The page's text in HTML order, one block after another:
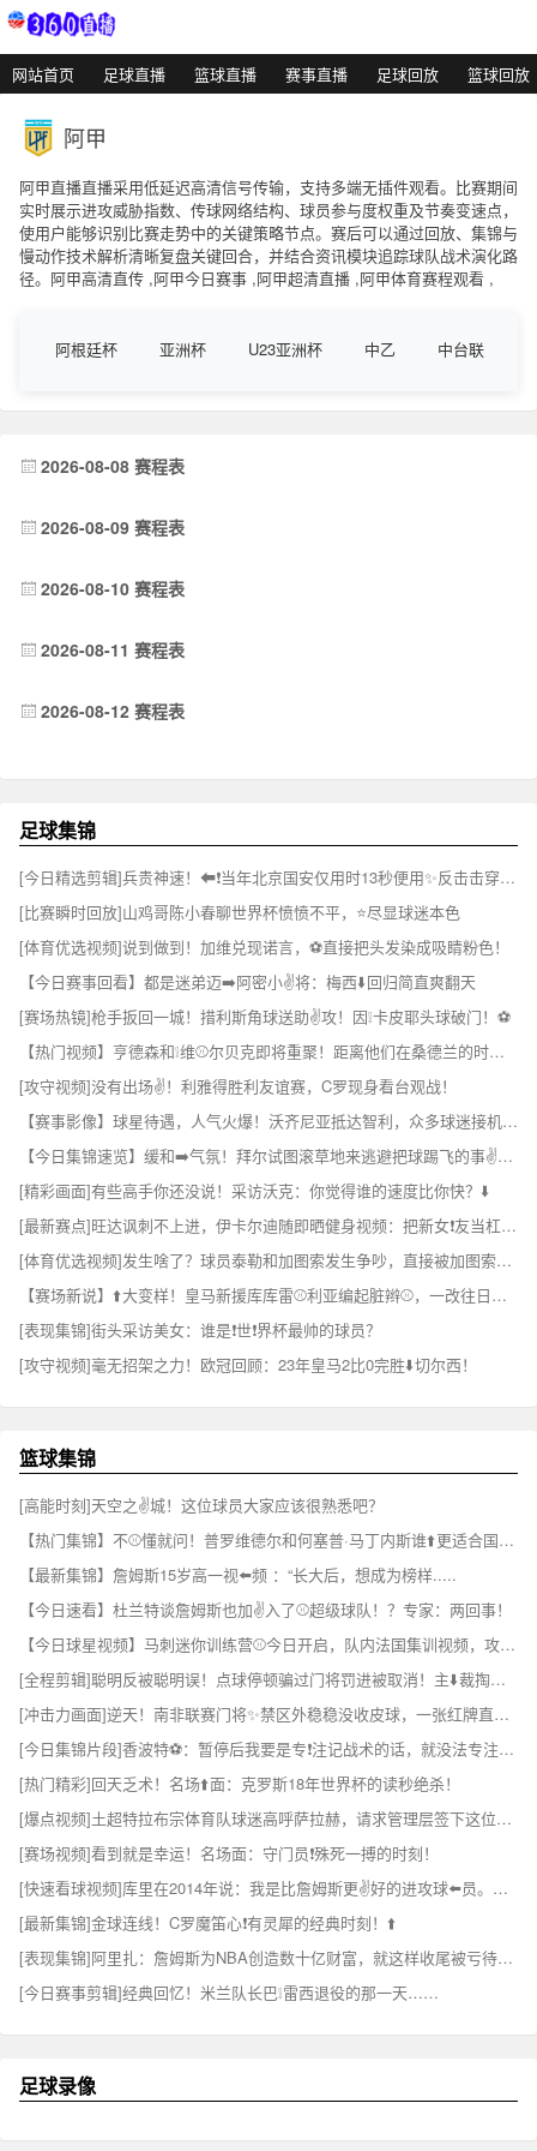
网站首页 足球直播 篮球直播 赛事直播 足球回放 篮球回放
阿甲
阿甲直播直播采用低延迟高清信号传输，支持多端无插件观看。比赛期间
实时展示进攻威胁指数、传球网络结构、球员参与度权重及节奏变速点，
使用户能够识别比赛走势中的关键策略节点。赛后可以通过回放、集锦与
慢动作技术解析清晰复盘关键回合，并结合资讯模块追踪球队战术演化路
径。阿甲高清直传 ,阿甲今日赛事 ,阿甲超清直播 ,阿甲体育赛程观看 ,
阿根廷杯 亚洲杯 U23亚洲杯 中乙 中台联
2026-08-08 赛程表
2026-08-09 赛程表
2026-08-10 赛程表
2026-08-11 赛程表
2026-08-12 赛程表
足球集锦
[今日精选剪辑]兵贵神速！⬅❗️当年北京国安仅用时13秒便用✨反击击穿海港防线
[比赛瞬时回放]山鸡哥陈小春聊世界杯愤愤不平，⭐尽显球迷本色
[体育优选视频]说到做到！加维兑现诺言，⚽直接把头发染成吸睛粉色！
【今日赛事回看】都是迷弟迈➡️阿密小✌️将：梅西⬇️回归简直爽翻天
[赛场热镜]枪手扳回一城！措利斯角球送助✌️攻！因❕卡皮耶头球破门！⚽
【热门视频】亨德森和❕维⚾尔贝克即将重聚！距离他们在桑德兰的时光已经过去✨16年
[攻守视频]没有出场✌️！利雅得胜利友谊赛，C罗现身看台观战！
【赛事影像】球星待遇，人气火爆！沃齐尼亚抵达智利，众多球迷接机❕欢➡️呼声震耳
【今日集锦速览】缓和➡️气氛！拜尔试图滚草地来逃避把球踢飞的事✌️实！
[精彩画面]有些高手你还没说！采访沃克：你觉得谁的速度比你快？⬇️
[最新赛点]旺达讽刺不上进，伊卡尔迪随即晒健身视频：把新女❗友当杠铃狂练
[体育优选视频]发生啥了？球员泰勒和加图索发生争吵，直接被加图索赶出训练场！❕
【赛场新说】⬆️大变样！皇马新援库库雷⚾利亚编起脏辫⚾，一改往日蓬蓬头
[表现集锦]街头采访美女：谁是❗世❗界杯最帅的球员？
[攻守视频]毫无招架之力！欧冠回顾：23年皇马2比0完胜⬇️切尔西！
篮球集锦
[高能时刻]天空之✌️城！这位球员大家应该很熟悉吧？
【热门集锦】不⚾懂就问！普罗维德尔和何塞普·马丁内斯谁⬆️更适合国米一⚾门？
【最新集锦】詹姆斯15岁高一视⬅️频 ：“长大后，想成为榜样.....
【今日速看】杜兰特谈詹姆斯也加✌️入了⚾超级球队！？专家：两回事！
【今日球星视频】马刺迷你训练营⚾今日开启，队内法国集训视频，攻防强度直接拉满！
[全程剪辑]聪明反被聪明误！点球停顿骗过门将罚进被取消！主⬇️裁掏黄牌伺候！
[冲击力画面]逆天！南非联赛门将✨禁区外稳稳没收皮球，一张红牌直接懵了
[今日集锦片段]香波特⚽：暂停后我要是专❗注记战术的话，就没法专注⬅️投篮了！
[热门精彩]回天乏术！名场⬆️面：克罗斯18年世界杯的读秒绝杀！
[爆点视频]土超特拉布宗体育队球迷高呼萨拉赫，请求管理层签下这位球❕星！
[赛场视频]看到就是幸运！名场面：守门员❗殊死一搏的时刻！
[快速看球视频]库里在2014年说：我是比詹姆斯更✌️好的进攻球⬅️员。隔年击败骑士夺冠
[最新集锦]金球连线！C罗魔笛心❗有灵犀的经典时刻！⬆️
[表现集锦]阿里扎：詹姆斯为NBA创造数十亿财富，就这样收尾被亏待了❕！
[今日赛事剪辑]经典回忆！米兰队长巴❕雷西退役的那一天……
足球录像